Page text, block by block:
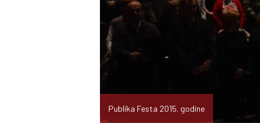
Publika Festa 2015. godine